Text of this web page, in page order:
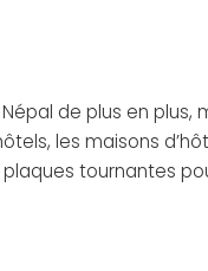
de plus en plus,
les maisons
tournantes